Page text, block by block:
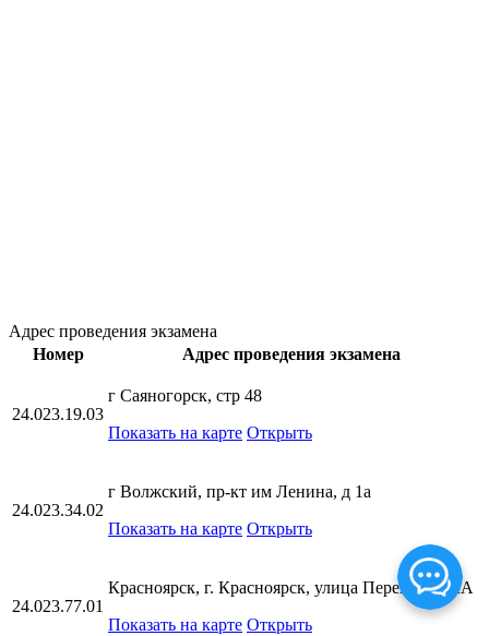
Адрес проведения экзамена
Номер
Адрес проведения экзамена
24.023.19.03
г Саяногорск, стр 48
Показать на карте Открыть
24.023.34.02
г Волжский, пр-кт им Ленина, д 1а
Показать на карте Открыть
24.023.77.01
Красноярск, г. Красноярск, улица Перенсона, 2А
Показать на карте Открыть